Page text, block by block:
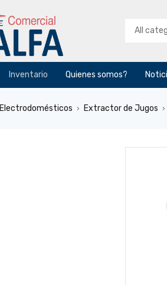
Inventario Quienes somos?
Electrodomésticos › Extractor de Jugos ›